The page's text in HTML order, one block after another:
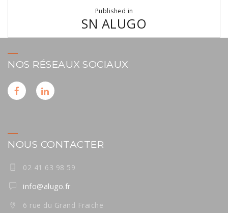
l’article
Published in
SN ALUGO
NOS RÉSEAUX SOCIAUX
NOUS CONTACTER
02 41 63 98 59
info@alugo.fr
6 rue du Grand Fraiche